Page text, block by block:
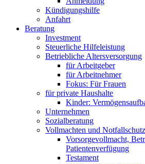
Kündigungshilfe
Anfahrt
Beratung
Investment
Steuerliche Hilfeleistung
Betriebliche Altersversorgung
für Arbeitgeber
für Arbeitnehmer
Fokus: Für Frauen
für private Haushalte
Kinder:
Unternehmen
Sozialberatung
Vollmachten und Notfallschutz
Vorsorgevollmacht,
Patientenverfügung
Testament